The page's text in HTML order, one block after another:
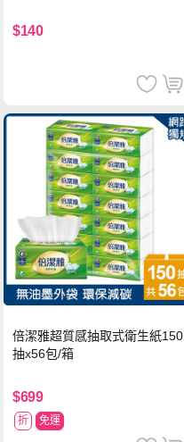
$140
倍潔雅超質感抽取式衛生紙150
抽x56包/箱
$699
折 免運